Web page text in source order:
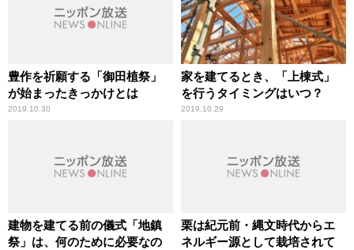
豊作を祈願する「御田植祭」
が始まったきっかけとは
2019.10.30
家を建てるとき、「上棟式」
を行うタイミングはいつ？
2019.10.29
建物を建てる前の儀式「地鎮
祭」は、何のために必要なの
栗は紀元前・縄文時代からエ
ネルギー源として栽培されて